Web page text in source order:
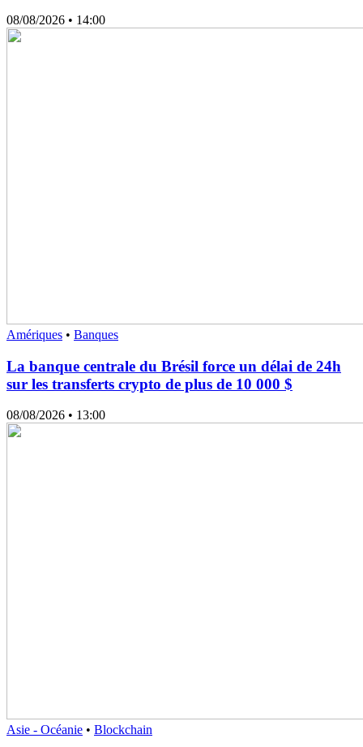
08/08/2026 • 14:00
Amériques • Banques
La banque centrale du Brésil force un délai de 24h
sur les transferts crypto de plus de 10 000 $
08/08/2026 • 13:00
Asie - Océanie • Blockchain